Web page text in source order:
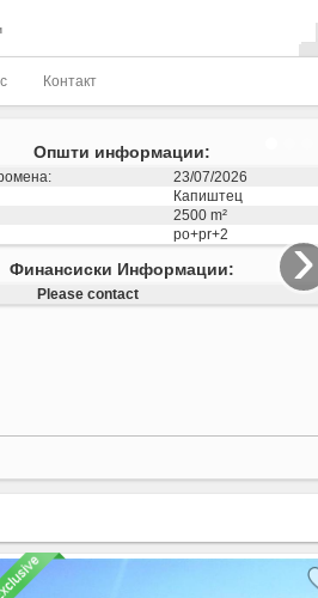
Контакт
Општи информации:
промена:
04/12/2025
Визбегово
Финансиски Информации: ›